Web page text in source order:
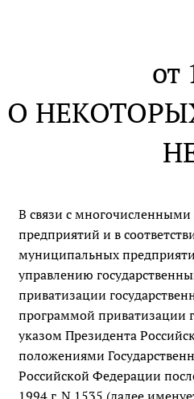
от
О
В связи с
предприятий и в
муниципальных
управлению
приватизации
программой приватизации
указом Президента
положениями
Российской Федерации
1994 г. N 1535 (далее